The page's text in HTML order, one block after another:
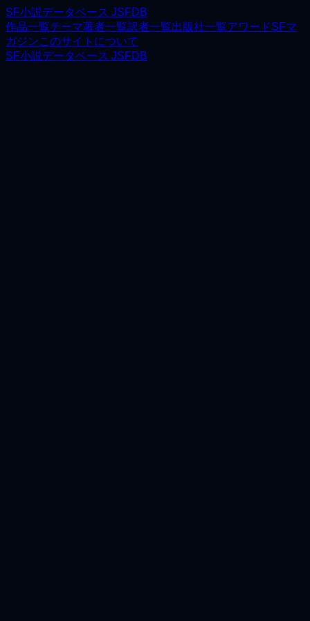
SF小説データベース JSFDB
作品一覧テーマ著者一覧訳者一覧出版社一覧アワードSFマ
ガジンこのサイトについて
SF小説データベース JSFDB